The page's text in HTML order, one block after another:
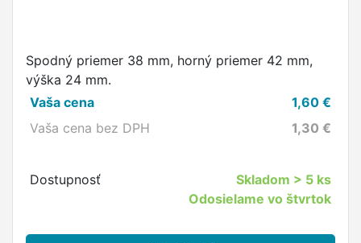
Spodný priemer 38 mm, horný priemer 42 mm,
výška 24 mm.
Vaša cena
1,60 €
Vaša cena bez DPH
1,30 €
Dostupnosť Skladom > 5 ks
Odosielame vo štvrtok